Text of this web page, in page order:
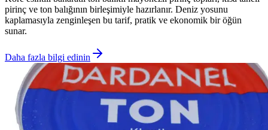
pirinç ve ton balığının birleşimiyle hazırlanır. Deniz yosunu
kaplamasıyla zenginleşen bu tarif, pratik ve ekonomik bir öğün
sunar.
Daha fazla bilgi edinin